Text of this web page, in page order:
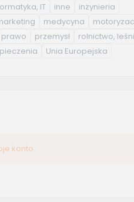
IT inne
inżynieria
medycyna
prawo przemysł
rolnictwo,
Unia Europejska
konto.